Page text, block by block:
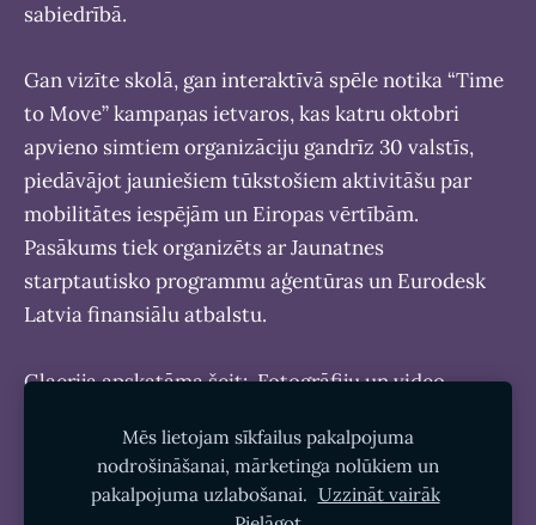
sabiedrībā.
Gan vizīte skolā, gan interaktīvā spēle notika “Time
to Move” kampaņas ietvaros, kas katru oktobri
apvieno simtiem organizāciju gandrīz 30 valstīs,
piedāvājot jauniešiem tūkstošiem aktivitāšu par
mobilitātes iespējām un Eiropas vērtībām.
Pasākums tiek organizēts ar Jaunatnes
starptautisko programmu aģentūras un Eurodesk
Latvia finansiālu atbalstu.
Glaerija apskatāma šeit:Fotogrāfiju un video
Mēs lietojam sīkfailus pakalpojuma
nodrošināšanai, mārketinga nolūkiem un
pakalpojuma uzlabošanai. Uzzināt vairāk